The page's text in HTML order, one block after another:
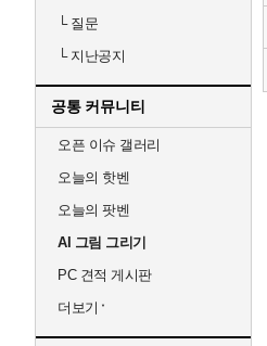
└질문
└지난공지
공통 커뮤니티
오픈 이슈 갤러리
오늘의 핫벤
오늘의 팟벤
AI 그림 그리기
PC 견적 게시판
더보기